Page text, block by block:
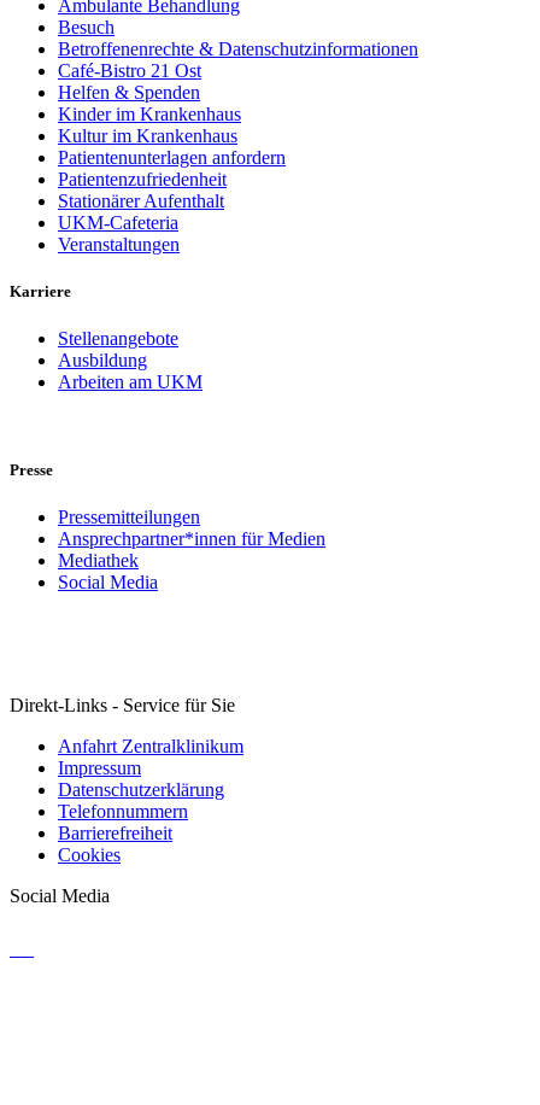
Ambulante Behandlung
Besuch
Betroffenenrechte & Datenschutzinformationen
Café-Bistro 21 Ost
Helfen & Spenden
Kinder im Krankenhaus
Kultur im Krankenhaus
Patientenunterlagen anfordern
Patientenzufriedenheit
Stationärer Aufenthalt
UKM-Cafeteria
Veranstaltungen
Karriere
Stellenangebote
Ausbildung
Arbeiten am UKM
Presse
Pressemitteilungen
Ansprechpartner*innen für Medien
Mediathek
Social Media
Direkt-Links - Service für Sie
Anfahrt Zentralklinikum
Impressum
Datenschutzerklärung
Telefonnummern
Barrierefreiheit
Cookies
Social Media